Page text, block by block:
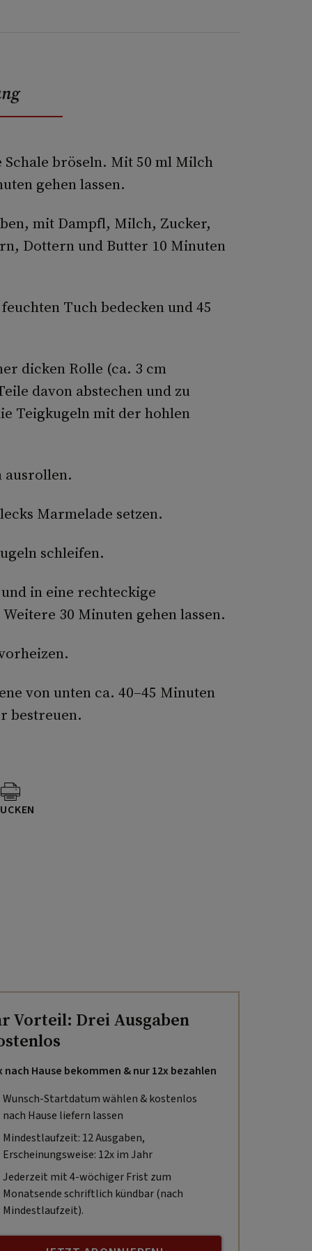
bröseln. Mit 50 ml Milch
gehen lassen.
mit Dampfl, Milch, Zucker,
Dottern und Butter 10 Minuten
Tuch bedecken und 45
dicken Rolle (ca. 3 cm
davon abstechen und zu
Teigkugeln mit der hohlen
ausrollen.
Marmelade setzen.
schleifen.
in eine rechteckige
30 Minuten gehen lassen.
von unten ca. 40–45 Minuten
bestreuen.
Vorteil: Drei Ausgaben
nach Hause bekommen & nur 12x bezahlen
Wunsch-Startdatum wählen & kostenlos
nach Hause liefern lassen
Mindestlaufzeit: 12 Ausgaben,
Erscheinungsweise: 12x im Jahr
Jederzeit mit 4-wöchiger Frist zum
Monatsende schriftlich kündbar (nach
Mindestlaufzeit).